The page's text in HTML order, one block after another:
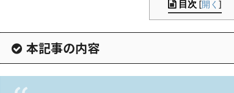
目次 [開く ]
本記事の内容